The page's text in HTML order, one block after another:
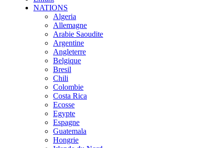
NATIONS
Algeria
Allemagne
Arabie Saoudite
Argentine
Angleterre
Belgique
Bresil
Chili
Colombie
Costa Rica
Ecosse
Egypte
Espagne
Guatemala
Hongrie